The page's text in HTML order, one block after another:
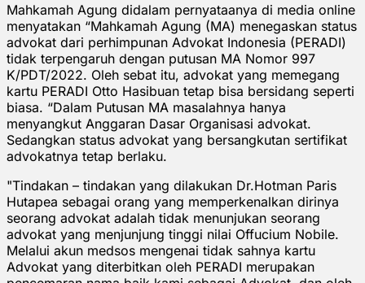
Mahkamah Agung didalam pernyataanya di media online
menyatakan “Mahkamah Agung (MA) menegaskan status
advokat dari perhimpunan Advokat Indonesia (PERADI)
tidak terpengaruh dengan putusan MA Nomor 997
K/PDT/2022. Oleh sebat itu, advokat yang memegang
kartu PERADI Otto Hasibuan tetap bisa bersidang seperti
biasa. “Dalam Putusan MA masalahnya hanya
menyangkut Anggaran Dasar Organisasi advokat.
Sedangkan status advokat yang bersangkutan sertifikat
advokatnya tetap berlaku.
"Tindakan – tindakan yang dilakukan Dr.Hotman Paris
Hutapea sebagai orang yang memperkenalkan dirinya
seorang advokat adalah tidak menunjukan seorang
advokat yang menjunjung tinggi nilai Offucium Nobile.
Melalui akun medsos mengenai tidak sahnya kartu
Advokat yang diterbitkan oleh PERADI merupakan